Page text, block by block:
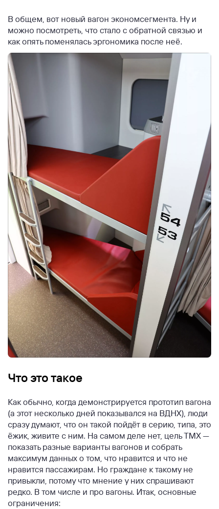
В общем, вот новый вагон экономсегмента. Ну и
можно посмотреть, что стало с обратной связью и
как опять поменялась эргономика после неё.
Что это такое
Как обычно, когда демонстрируется прототип вагона
(а этот несколько дней показывался на ВДНХ), люди
сразу думают, что он такой пойдёт в серию, типа, это
ёжик, живите с ним. На самом деле нет, цель ТМХ —
показать разные варианты вагонов и собрать
максимум данных о том, что нравится и что не
нравится пассажирам. Но граждане к такому не
привыкли, потому что мнение у них спрашивают
редко. В том числе и про вагоны. Итак, основные
ограничения: